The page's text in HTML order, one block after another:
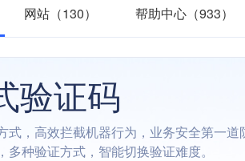
网站（130） 帮助中心（933）
验证码
式，高效拦截机器行为，业务安全第一道
多种验证方式，智能切换验证难度。